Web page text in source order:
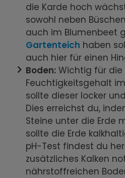
die Karde hoch
sowohl neben
auch im Blumenbeet
Gartenteich haben
auch hier für einen
Boden: Wichtig für die
Feuchtigkeitsgehalt
sollte dieser locker
Dies erreichst du,
Steine unter die Erde
sollte die Erde
pH-Test findest du
zusätzliches Kalken
nährstoffreichen